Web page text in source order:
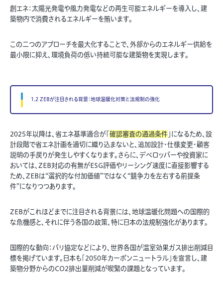
創エネ：太陽光発電や風力発電などの再生可能エネルギーを導入し、建
築物内で消費されるエネルギーを賄います。
この二つのアプローチを最大化することで、外部からのエネルギー供給を
最小限に抑え、環境負荷の低い持続可能な建築物を実現します。
1.2 ZEBが注目される背景：地球温暖化対策と法規制の強化
2025年以降は、省エネ基準適合が「 確認審査の通過条件」になるため、設
計段階で省エネ計画を適切に織り込まないと、追加設計・仕様変更・顧客
説明の手戻りが発生しやすくなります。さらに、デベロッパーや投資家に
おいては、ZEB対応の有無がESG評価やリーシング速度に直接影響する
ため、ZEBは“選択的な付加価値”ではなく“競争力を左右する前提条
件”になりつつあります。
ZEBがこれほどまでに注目される背景には、地球温暖化問題への国際的
な危機感と、それに伴う各国の政策、特に日本の法規制強化があります。
国際的な動向：パリ協定などにより、世界各国が温室効果ガス排出削減目
標を掲げています。日本も「2050年カーボンニュートラル」を宣言し、建
築物分野からのCO2排出量削減が喫緊の課題となっています。